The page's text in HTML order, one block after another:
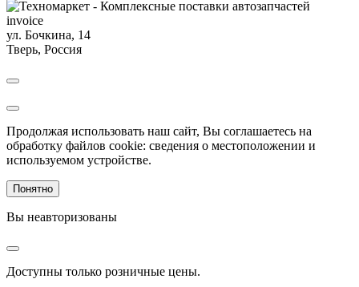
invoice
ул. Бочкина, 14
Тверь, Россия
Продолжая использовать наш сайт, Вы соглашаетесь на
обработку файлов cookie: сведения о местоположении и
используемом устройстве.
Понятно
Вы неавторизованы
Доступны только розничные цены.